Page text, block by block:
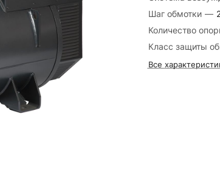
Шаг обмотки —
Количество
Класс защиты
Все